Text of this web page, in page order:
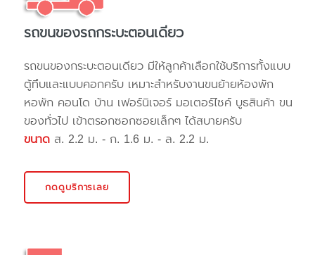
รถขนของรถกระบะตอนเดียว
รถขนของกระบะตอนเดียว มีให้ลูกค้าเลือกใช้บริการทั้งแบบ
ตู้ทึบและแบบคอกครับ เหมาะสำหรับงานขนย้ายห้องพัก
หอพัก คอนโด บ้าน เฟอร์นิเจอร์ มอเตอร์ไซค์ บูธสินค้า ขน
ของทั่วไป เข้าตรอกซอกซอยเล็กๆ ได้สบายครับ
ขนาด ส. 2.2 ม. - ก. 1.6 ม. - ล. 2.2 ม.
กดดูบริการเลย